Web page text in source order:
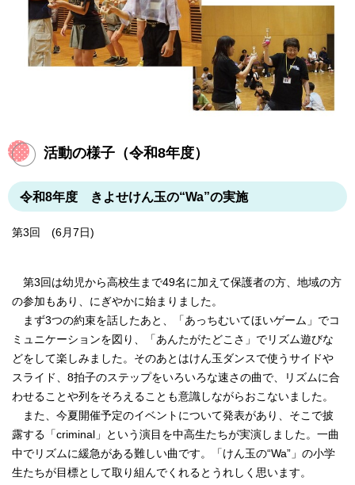
活動の様子（令和8年度）
令和8年度 きよせけん玉の“Wa”の実施
第3回 (6月7日)
第3回は幼児から高校生まで49名に加えて保護者の方、地域の方
の参加もあり、にぎやかに始まりました。
まず3つの約束を話したあと、「あっちむいてほいゲーム」でコ
ミュニケーションを図り、「あんたがたどこさ」でリズム遊びな
どをして楽しみました。そのあとはけん玉ダンスで使うサイドや
スライド、8拍子のステップをいろいろな速さの曲で、リズムに合
わせることや列をそろえることも意識しながらおこないました。
また、今夏開催予定のイベントについて発表があり、そこで披
露する「criminal」という演目を中高生たちが実演しました。一曲
中でリズムに緩急がある難しい曲です。「けん玉の“Wa”」の小学
生たちが目標として取り組んでくれるとうれしく思います。